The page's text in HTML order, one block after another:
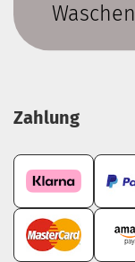
Zahlung